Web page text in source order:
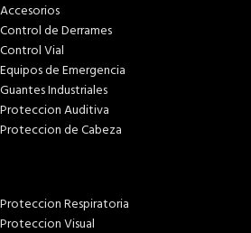
Accesorios
Control de Derrames
Control Vial
Equipos de Emergencia
Guantes Industriales
Proteccion Auditiva
Proteccion de Cabeza
Proteccion Respiratoria
Proteccion Visual